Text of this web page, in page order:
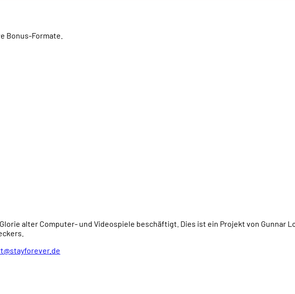
Bonus-Formate.
alter Computer- und Videospiele beschäftigt. Dies ist ein Projekt von Gunnar